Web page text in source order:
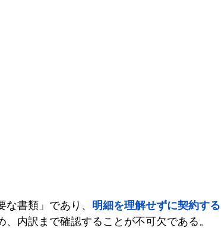
書類」であり、 明細を理解せずに契約する
、内訳まで確認することが不可欠である。